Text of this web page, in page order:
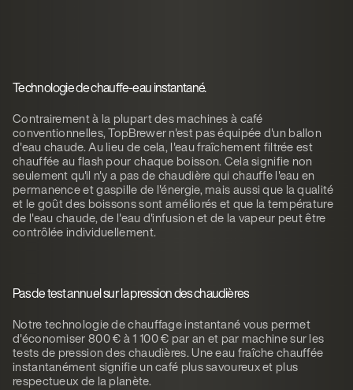
Technologie de chauffe-eau instantané.
Contrairement à la plupart des machines à café
conventionnelles, TopBrewer n'est pas équipée d'un ballon
d'eau chaude. Au lieu de cela, l'eau fraîchement filtrée est
chauffée au flash pour chaque boisson. Cela signifie non
seulement qu'il n'y a pas de chaudière qui chauffe l'eau en
permanence et gaspille de l'énergie, mais aussi que la qualité
et le goût des boissons sont améliorés et que la température
de l'eau chaude, de l'eau d'infusion et de la vapeur peut être
contrôlée individuellement.
Pas de test annuel sur la pression des chaudières
Notre technologie de chauffage instantané vous permet
d'économiser 800 € à 1 100 € par an et par machine sur les
tests de pression des chaudières. Une eau fraîche chauffée
instantanément signifie un café plus savoureux et plus
respectueux de la planète.